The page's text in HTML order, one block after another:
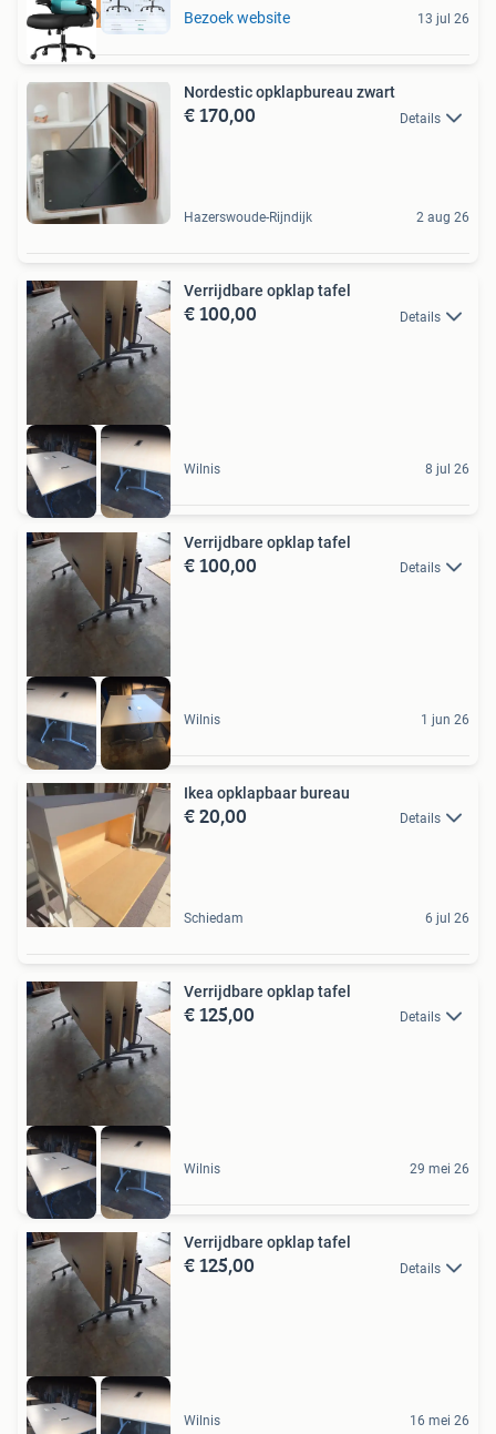
Goedkoopste van NL Bezoek website 13 jul 26
Nordestic opklapbureau zwart
€ 170,00 Details
Hazerswoude-Rijndijk 2 aug 26
Verrijdbare opklap tafel
€ 100,00 Details
Wilnis 8 jul 26
Verrijdbare opklap tafel
€ 100,00 Details
Wilnis 1 jun 26
Ikea opklapbaar bureau
€ 20,00 Details
Schiedam 6 jul 26
Verrijdbare opklap tafel
€ 125,00 Details
Wilnis 29 mei 26
Verrijdbare opklap tafel
€ 125,00 Details
Wilnis 16 mei 26